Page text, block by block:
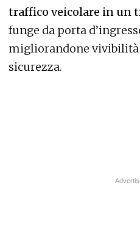
traffico veicolare in un
funge da porta
migliorandone vivibilità
sicurezza.